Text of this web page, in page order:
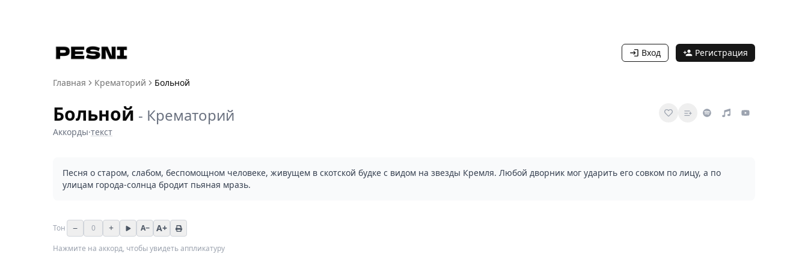
Вход Регистрация
Главная Крематорий Больной
Больной - Крематорий
Аккорды·текст
Песня о старом, слабом, беспомощном человеке, живущем в скотской будке с видом на звезды Кремля. Любой дворник мог ударить его совком по лицу, а по
улицам города-солнца бродит пьяная мразь.
Тон − 0 + A− A+
Нажмите на аккорд, чтобы увидеть аппликатуру